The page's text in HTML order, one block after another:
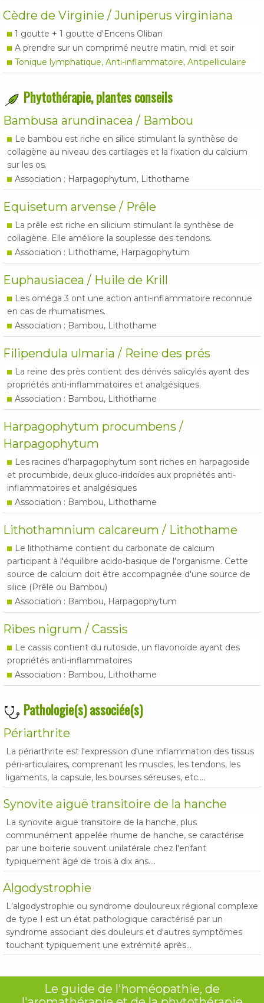
Cèdre de Virginie / Juniperus virginiana
1 goutte + 1 goutte d'Encens Oliban
A prendre sur un comprimé neutre matin, midi et soir
Tonique lymphatique, Anti-inflammatoire, Antipelliculaire
Phytothérapie, plantes conseils
Bambusa arundinacea / Bambou
Le bambou est riche en silice stimulant la synthèse de
collagène au niveau des cartilages et la fixation du calcium
sur les os.
Association : Harpagophytum, Lithothame
Equisetum arvense / Prêle
La prêle est riche en silicium stimulant la synthèse de
collagène. Elle améliore la souplesse des tendons.
Association : Lithothame, Harpagophytum
Euphausiacea / Huile de Krill
Les oméga 3 ont une action anti-inflammatoire reconnue
en cas de rhumatismes.
Association : Bambou, Lithothame
Filipendula ulmaria / Reine des prés
La reine des près contient des dérivés salicylés ayant des
propriétés anti-inflammatoires et analgésiques.
Association : Bambou, Lithothame
Harpagophytum procumbens /
Harpagophytum
Les racines d'harpagophytum sont riches en harpagoside
et procumbide, deux gluco-iridoïdes aux propriétés anti-
inflammatoires et analgésiques
Association : Bambou, Lithothame
Lithothamnium calcareum / Lithothame
Le lithothame contient du carbonate de calcium
participant à l'équilibre acido-basique de l'organisme. Cette
source de calcium doit être accompagnée d'une source de
silice (Prêle ou Bambou)
Association : Bambou, Harpagophytum
Ribes nigrum / Cassis
Le cassis contient du rutoside, un flavonoïde ayant des
propriétés anti-inflammatoires
Association : Bambou, Lithothame
Pathologie(s) associée(s)
Périarthrite
La périarthrite est l'expression d'une inflammation des tissus
péri-articulaires, comprenant les muscles, les tendons, les
ligaments, la capsule, les bourses séreuses, etc....
Synovite aiguë transitoire de la hanche
La synovite aiguë transitoire de la hanche, plus
communément appelée rhume de hanche, se caractérise
par une boiterie souvent unilatérale chez l'enfant
typiquement âgé de trois à dix ans....
Algodystrophie
L'algodystrophie ou syndrome douloureux régional complexe
de type I est un état pathologique caractérisé par un
syndrome associant des douleurs et d'autres symptômes
touchant typiquement une extrémité après...
Le guide de l'homéopathie, de